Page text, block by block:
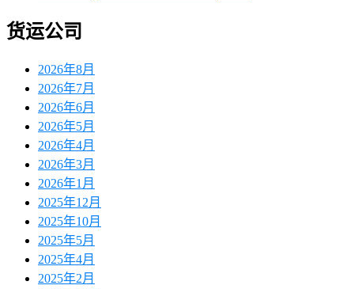
货运公司
2026年8月
2026年7月
2026年6月
2026年5月
2026年4月
2026年3月
2026年1月
2025年12月
2025年10月
2025年5月
2025年4月
2025年2月